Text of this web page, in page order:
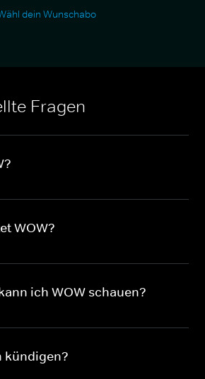
dein Wunschabo
Fragen
WOW?
ich WOW schauen?
kündigen?